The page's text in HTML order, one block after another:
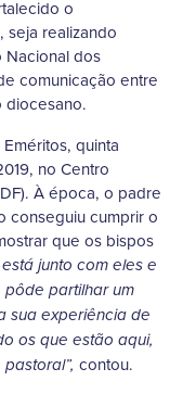
o
seja realizando
dos
comunicação entre
diocesano.
quinta
no Centro
À época, o padre
conseguiu cumprir o
que os bispos
está junto com eles e
partilhar um
sua experiência de
os que estão aqui,
contou.